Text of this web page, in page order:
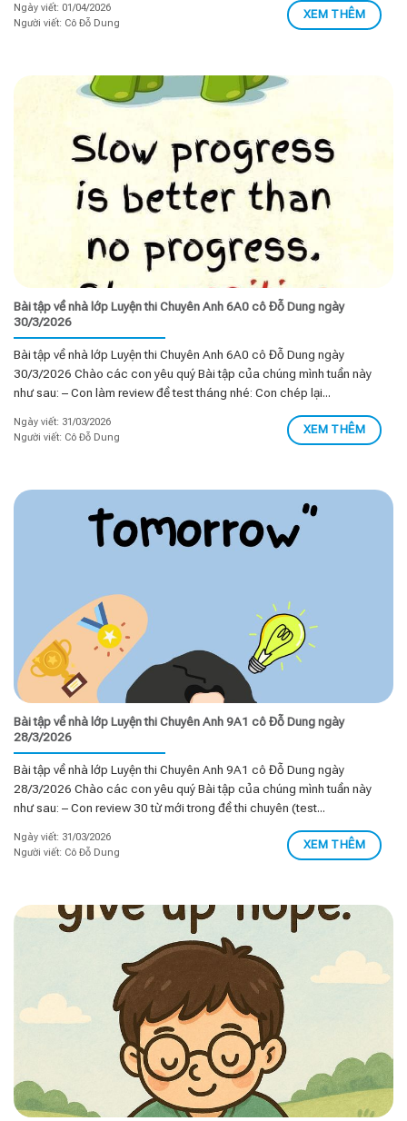
Ngày viết: 01/04/2026
Người viết: Cô Đỗ Dung
XEM THÊM
Bài tập về nhà lớp Luyện thi Chuyên Anh 6A0 cô Đỗ Dung ngày
30/3/2026
Bài tập về nhà lớp Luyện thi Chuyên Anh 6A0 cô Đỗ Dung ngày
30/3/2026 Chào các con yêu quý Bài tập của chúng mình tuần này
như sau: – Con làm review đề test tháng nhé: Con chép lại...
Ngày viết: 31/03/2026
Người viết: Cô Đỗ Dung
XEM THÊM
Bài tập về nhà lớp Luyện thi Chuyên Anh 9A1 cô Đỗ Dung ngày
28/3/2026
Bài tập về nhà lớp Luyện thi Chuyên Anh 9A1 cô Đỗ Dung ngày
28/3/2026 Chào các con yêu quý Bài tập của chúng mình tuần này
như sau: – Con review 30 từ mới trong đề thi chuyên (test...
Ngày viết: 31/03/2026
Người viết: Cô Đỗ Dung
XEM THÊM